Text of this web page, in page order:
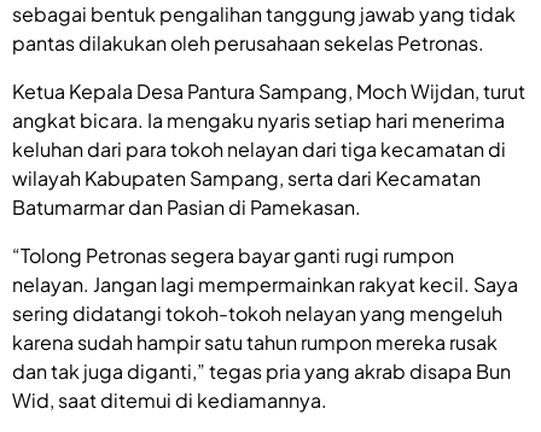
sebagai bentuk pengalihan tanggung jawab yang tidak
pantas dilakukan oleh perusahaan sekelas Petronas.
Ketua Kepala Desa Pantura Sampang, Moch Wijdan, turut
angkat bicara. Ia mengaku nyaris setiap hari menerima
keluhan dari para tokoh nelayan dari tiga kecamatan di
wilayah Kabupaten Sampang, serta dari Kecamatan
Batumarmar dan Pasian di Pamekasan.
“Tolong Petronas segera bayar ganti rugi rumpon
nelayan. Jangan lagi mempermainkan rakyat kecil. Saya
sering didatangi tokoh-tokoh nelayan yang mengeluh
karena sudah hampir satu tahun rumpon mereka rusak
dan tak juga diganti,” tegas pria yang akrab disapa Bun
Wid, saat ditemui di kediamannya.